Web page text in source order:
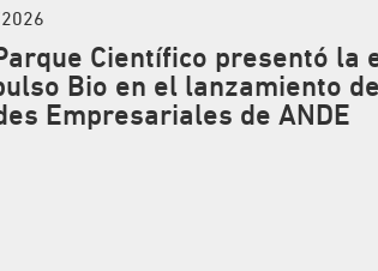
Científico presentó la
Bio en el lanzamiento
Empresariales de ANDE